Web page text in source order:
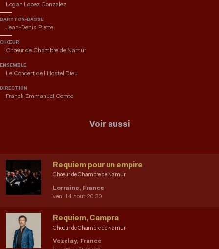
Logan Lopez Gonzalez
BARYTON-BASSE
Jean-Denis Piette
CHŒUR
Chœur de Chambre de Namur
ENSEMBLE
Le Concert de l’Hostel Dieu
DIRECTION
Franck-Emmanuel Comte
Voir aussi
Chœur de Chambre de Namur
Requiem pour un empire
Lorraine, France
ven. 14 août 20:30
Chœur de Chambre de Namur
Requiem, Campra
Vezelay, France